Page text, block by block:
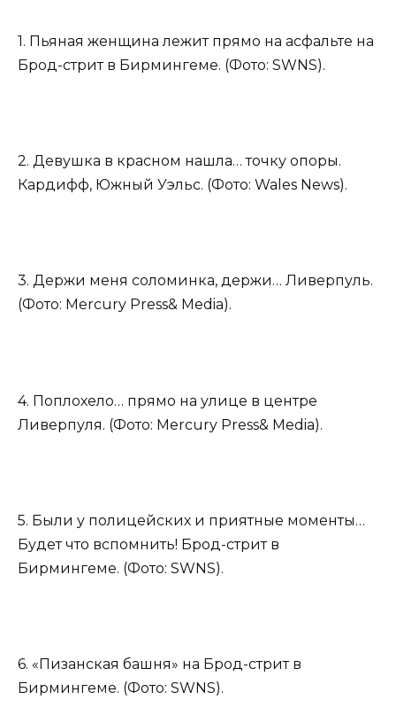
1. Пьяная женщина лежит прямо на асфальте на
Брод-стрит в Бирмингеме. (Фото: SWNS).
2. Девушка в красном нашла… точку опоры.
Кардифф, Южный Уэльс. (Фото: Wales News).
3. Держи меня соломинка, держи… Ливерпуль.
(Фото: Mercury Press& Media).
4. Поплохело… прямо на улице в центре
Ливерпуля. (Фото: Mercury Press& Media).
5. Были у полицейских и приятные моменты…
Будет что вспомнить! Брод-стрит в
Бирмингеме. (Фото: SWNS).
6. «Пизанская башня» на Брод-стрит в
Бирмингеме. (Фото: SWNS).